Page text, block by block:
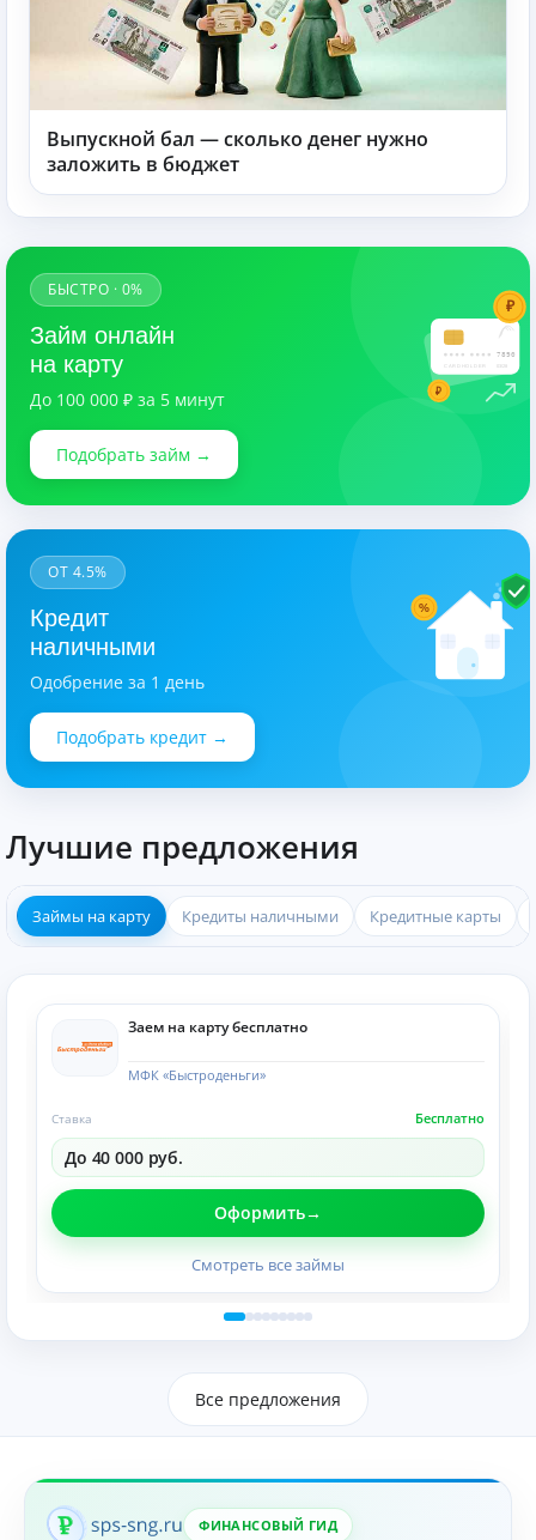
Выпускной бал — сколько денег нужно
заложить в бюджет
7890
CARDHOLDER 03/28
₽
₽
БЫСТРО · 0%
Займ онлайн
на карту
До 100 000 ₽ за 5 минут
Подобрать займ →
%
ОТ 4.5%
Кредит
наличными
Одобрение за 1 день
Подобрать кредит →
Лучшие предложения
Займы на карту Кредиты наличными Кредитные карты
Заем на карту бесплатно
МФК «Быстроденьги»
Бесплатно
Ставка
До 40 000 руб.
Оформить
Смотреть все займы
Все предложения
ФИНАНСОВЫЙ ГИД